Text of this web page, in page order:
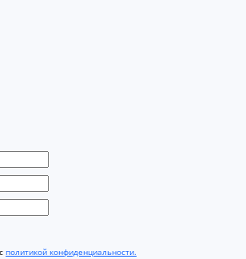
политикой конфиденциальности.